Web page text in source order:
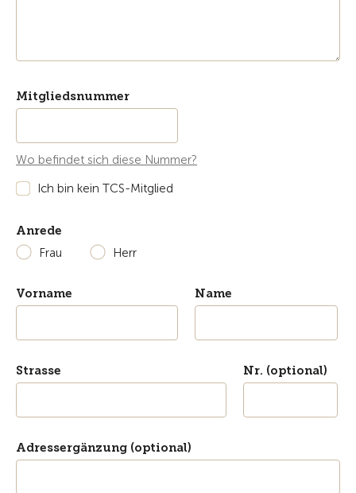
Mitgliedsnummer
Wo befindet sich diese Nummer?
Ich bin kein TCS-Mitglied
Anrede
Frau
Herr
Vorname Name
Strasse Nr. (optional)
Adressergänzung (optional)